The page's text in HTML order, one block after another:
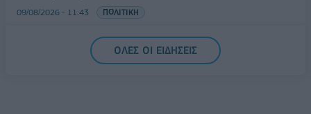
09/08/2026 - 11:43 ΠΟΛΙΤΙΚΗ
Υπ. Μεταφορών: Οριστική λύση στο ζήτημα των
πινακίδων κυκλοφορίας - Τέλος στις χρονοβόρες
ΟΛΕΣ ΟΙ ΕΙΔΗΣΕΙΣ